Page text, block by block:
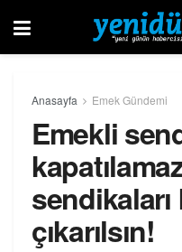
Anasayfa Emek Gündemi
Emekli
çıkarılsın!